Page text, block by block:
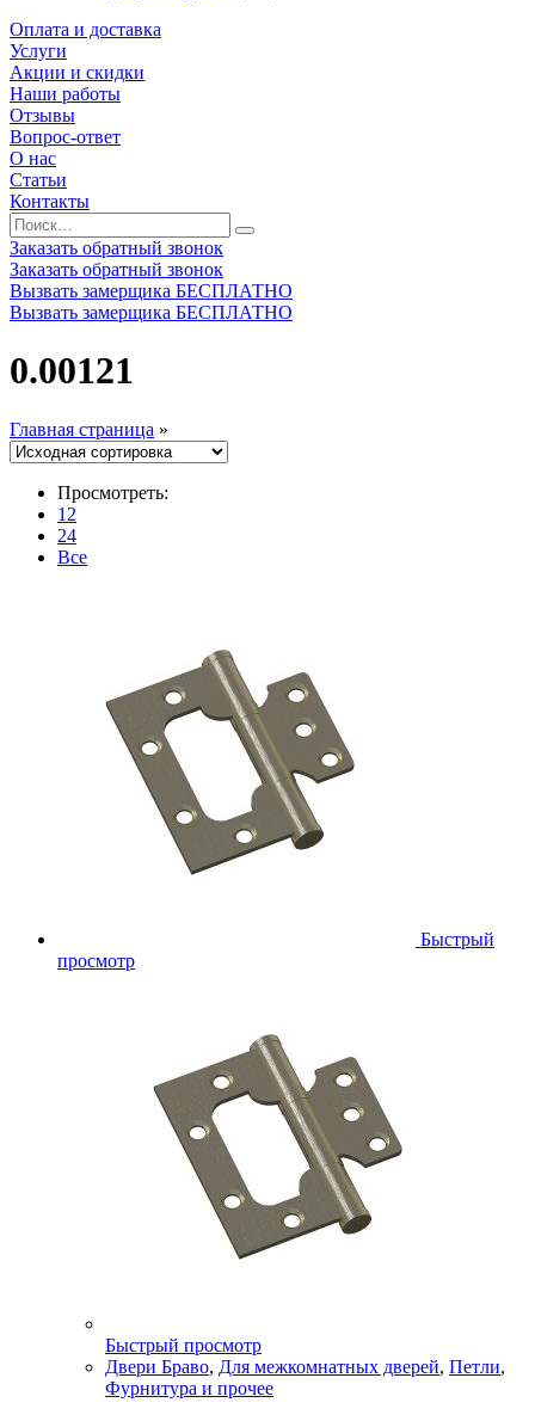
Оплата и доставка
Услуги
Акции и скидки
Наши работы
Отзывы
Вопрос-ответ
О нас
Статьи
Контакты
Заказать обратный звонок
Заказать обратный звонок
Вызвать замерщика БЕСПЛАТНО
Вызвать замерщика БЕСПЛАТНО
0.00121
Главная страница »
Просмотреть:
12
24
Все
Быстрый
просмотр
Быстрый просмотр
Двери Браво, Для межкомнатных дверей, Петли,
Фурнитура и прочее